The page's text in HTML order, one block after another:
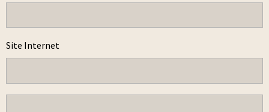
Site Internet